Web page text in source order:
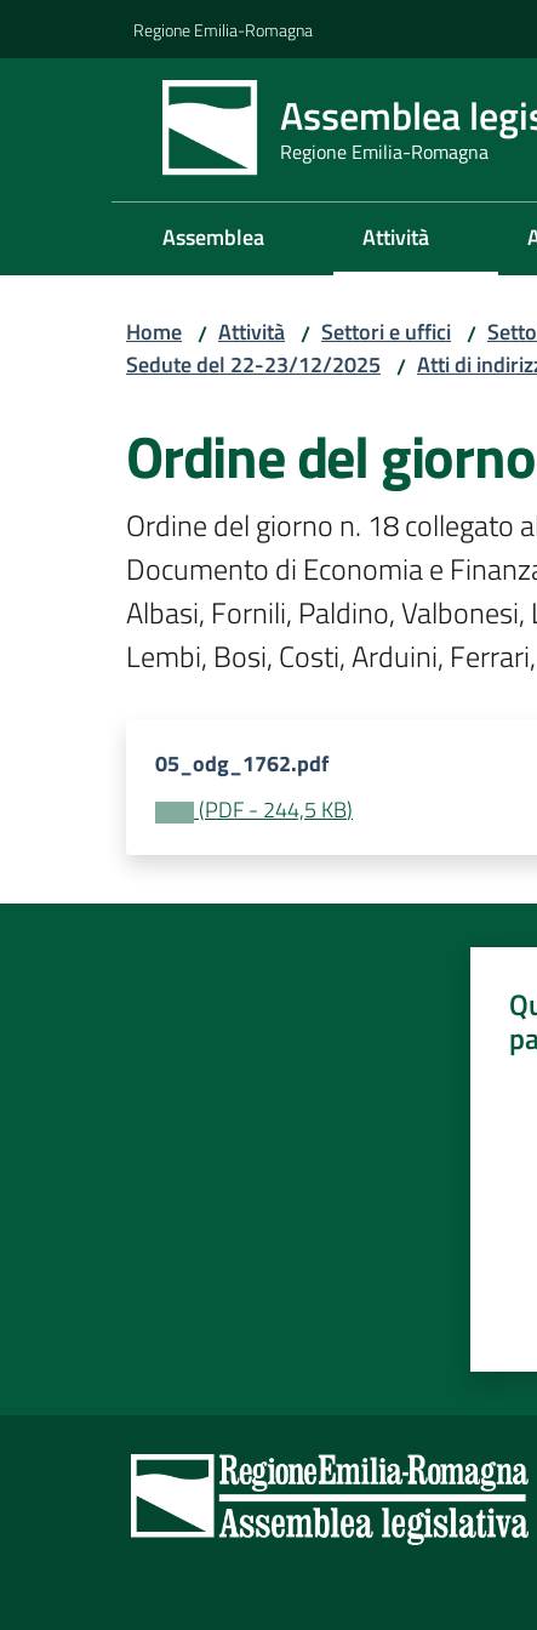
Regione Emilia-Romagna
Assemblea
Regione Emilia-Romagna
Assemblea Attività
Home / Attività / Settori e uffici /
Sedute del 22-23/12/2025 / Atti di
Ordine del
Ordine del giorno n. 18 collegato
Documento di Economia e
Albasi, Fornili, Paldino,
Lembi, Bosi, Costi, Arduini,
05_odg_1762.pdf
(PDF- 244,5 KB)